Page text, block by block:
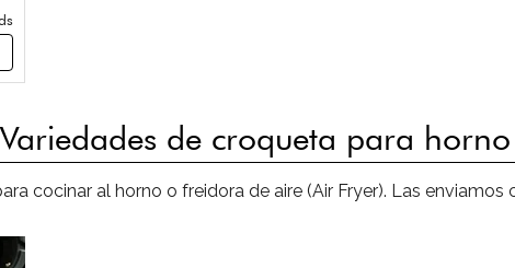
Variedades de croqueta para horno
cocinar al horno o freidora de aire (Air Fryer). Las enviamos